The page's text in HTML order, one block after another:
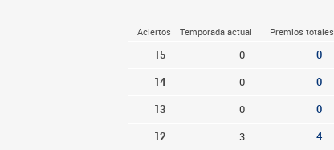
Aciertos Temporada actual Premios totales
15 0 0
14 0 0
13 0 0
12 3 4